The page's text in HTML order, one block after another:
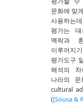
문화에 맞
사용하는
평가는
맥락과
이루어지
평가도구
해석의
나라의 문
cultural
([Sousa &